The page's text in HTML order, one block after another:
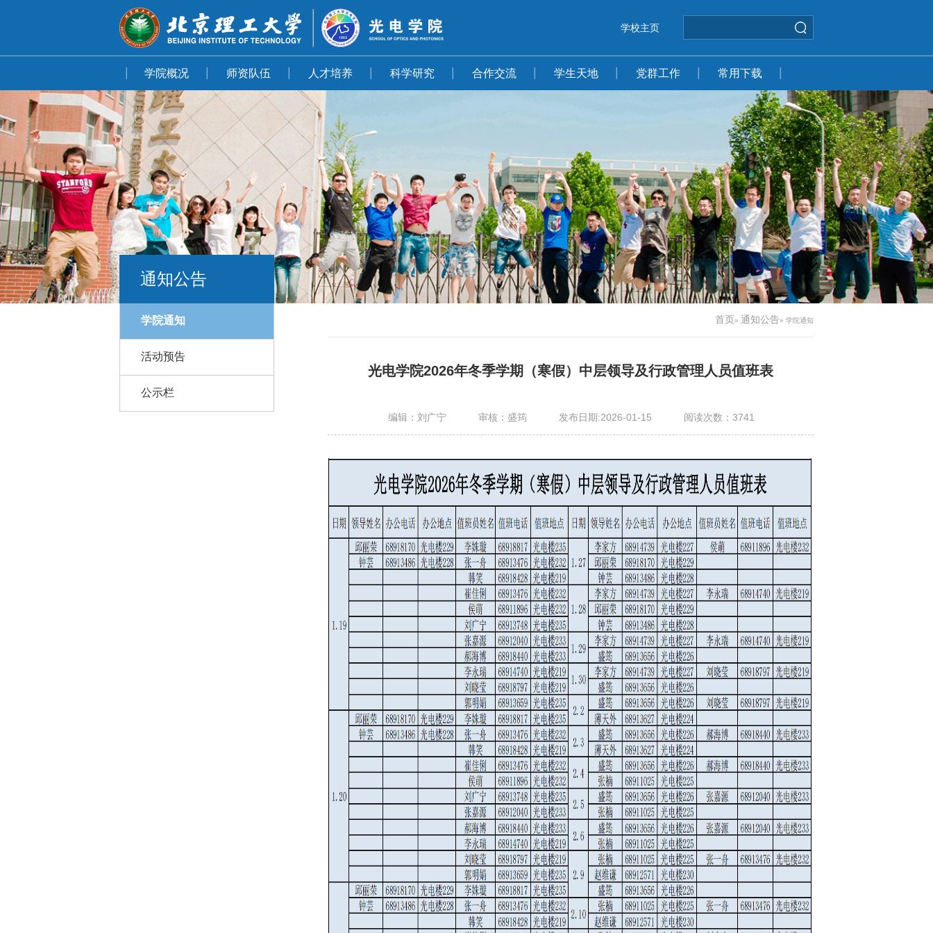
学校主页
学院概况 师资队伍 人才培养 科学研究 合作交流 学生天地 党群工作 常用下载
通知公告
学院通知
活动预告
公示栏
首页» 通知公告» 学院通知
光电学院2026年冬季学期（寒假）中层领导及行政管理人员值班表
编辑：刘广宁 审核：盛筠 发布日期:2026-01-15 阅读次数： 3741